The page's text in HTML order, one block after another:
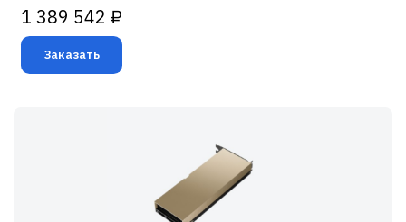
1 389 542 ₽
Заказать